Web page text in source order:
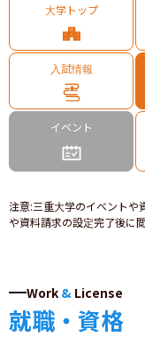
大学トップ
入試情報
イベント
注意:三重大学のイベントや
や資料請求の設定完了後に
Work & License
就職・資格